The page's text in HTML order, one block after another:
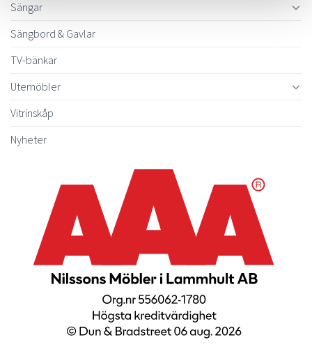
Sängar
Sängbord & Gavlar
TV-bänkar
Utemöbler
Vitrinskåp
Nyheter